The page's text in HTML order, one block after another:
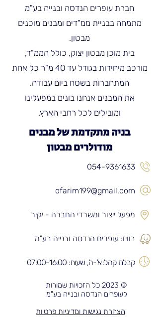
חברת עופרים הנדסה ובנייה בע"מ
מתמחה בבניית ממ"דים ומבנים מוכנים
מבטון.
בית מוכן מבטון יצוק, כולל הממ"ד,
מורכב מיחידות בגודל עד 40 מ"ר כל אחת
המתחברות בשטח ביום עבודה.
את המבנים אנחנו בונים במפעלינו
ומובילים לכל רחבי הארץ.
בניה מתקדמת של מבנים
מודולרים מבטון
054-9361633
ofarim199@gmail.com
מפעל ייצור ומשרדי החברה - יקיר
בוויז: עופרים הנדסה ובנייה בע"מ
קבלת קהל: א'-ה', שעות: 07:00-16:00
© 2023 כל הזכויות שמורות
לעופרים הנדסה ובנייה בע"מ
הצהרת נגישות ומדיניות פרטיות